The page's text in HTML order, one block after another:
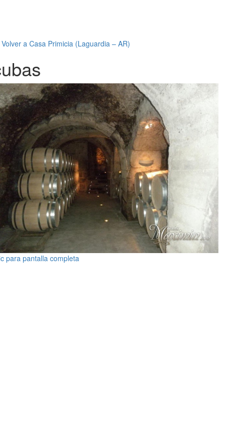
Volver a Casa Primicia (Laguardia – AR)
para pantalla completa